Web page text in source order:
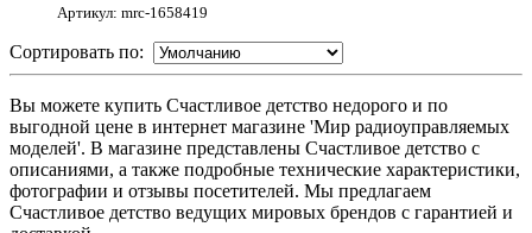
Артикул: mrc-1658419
Сортировать по:
Вы можете купить Счастливое детство недорого и по
выгодной цене в интернет магазине 'Мир радиоуправляемых
моделей'. В магазине представлены Счастливое детство с
описаниями, а также подробные технические характеристики,
фотографии и отзывы посетителей. Мы предлагаем
Счастливое детство ведущих мировых брендов с гарантией и